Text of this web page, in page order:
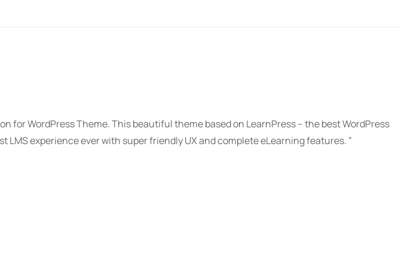
for WordPress Theme. This beautiful theme based on LearnPress – the best WordPress
LMS experience ever with super friendly UX and complete eLearning features. ”